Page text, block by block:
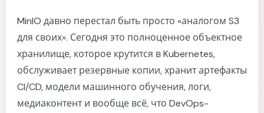
Что такое MinIO и почему все его любят
Где используется MinIO
Установка клиента mc
macOS
Linux
MinIO давно перестал быть просто «аналогом S3
для своих». Сегодня это полноценное объектное
хранилище, которое крутится в Kubernetes,
обслуживает резервные копии, хранит артефакты
CI/CD, модели машинного обучения, логи,
медиаконтент и вообще всё, что DevOps-